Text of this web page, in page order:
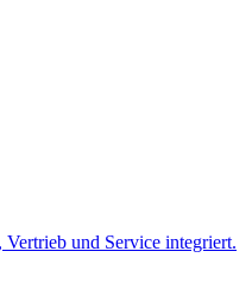
und Service integriert.